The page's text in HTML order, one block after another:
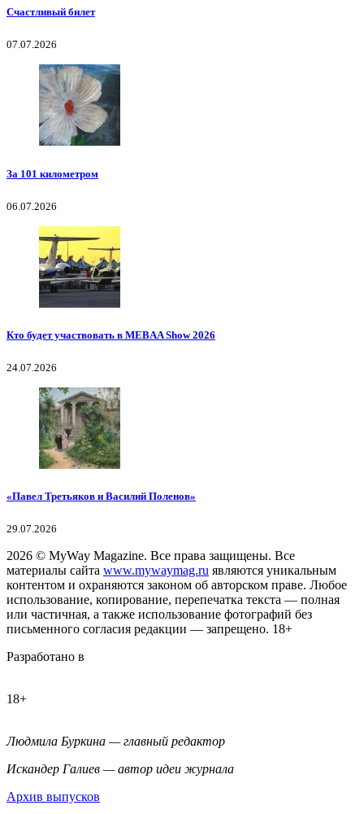
Счастливый билет
07.07.2026
За 101 километром
06.07.2026
Кто будет участвовать в MEBAA Show 2026
24.07.2026
«Павел Третьяков и Василий Поленов»
29.07.2026
2026 © MyWay Magazine. Все права защищены. Все
материалы сайта www.mywaymag.ru являются уникальным
контентом и охраняются законом об авторском праве. Любое
использование, копирование, перепечатка текста — полная
или частичная, а также использование фотографий без
письменного согласия редакции — запрещено. 18+
Разработано в
18+
Людмила Буркина — главный редактор
Искандер Галиев — автор идеи журнала
Архив выпусков